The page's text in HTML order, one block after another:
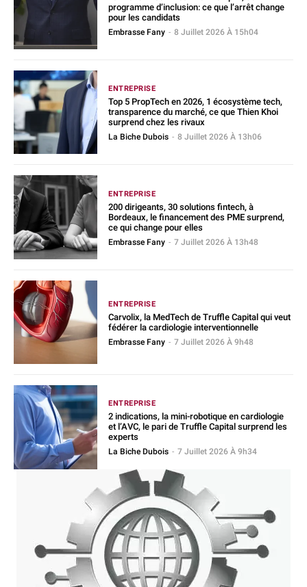
programme d’inclusion: ce que l’arrêt change
pour les candidats
Embrasse Fany - 8 Juillet 2026 À 15h04
ENTREPRISE
Top 5 PropTech en 2026, 1 écosystème tech,
transparence du marché, ce que Thien Khoi
surprend chez les rivaux
La Biche Dubois - 8 Juillet 2026 À 13h06
ENTREPRISE
200 dirigeants, 30 solutions fintech, à
Bordeaux, le financement des PME surprend,
ce qui change pour elles
Embrasse Fany - 7 Juillet 2026 À 13h48
ENTREPRISE
Carvolix, la MedTech de Truffle Capital qui veut
fédérer la cardiologie interventionnelle
Embrasse Fany - 7 Juillet 2026 À 9h48
ENTREPRISE
2 indications, la mini-robotique en cardiologie
et l’AVC, le pari de Truffle Capital surprend les
experts
La Biche Dubois - 7 Juillet 2026 À 9h34